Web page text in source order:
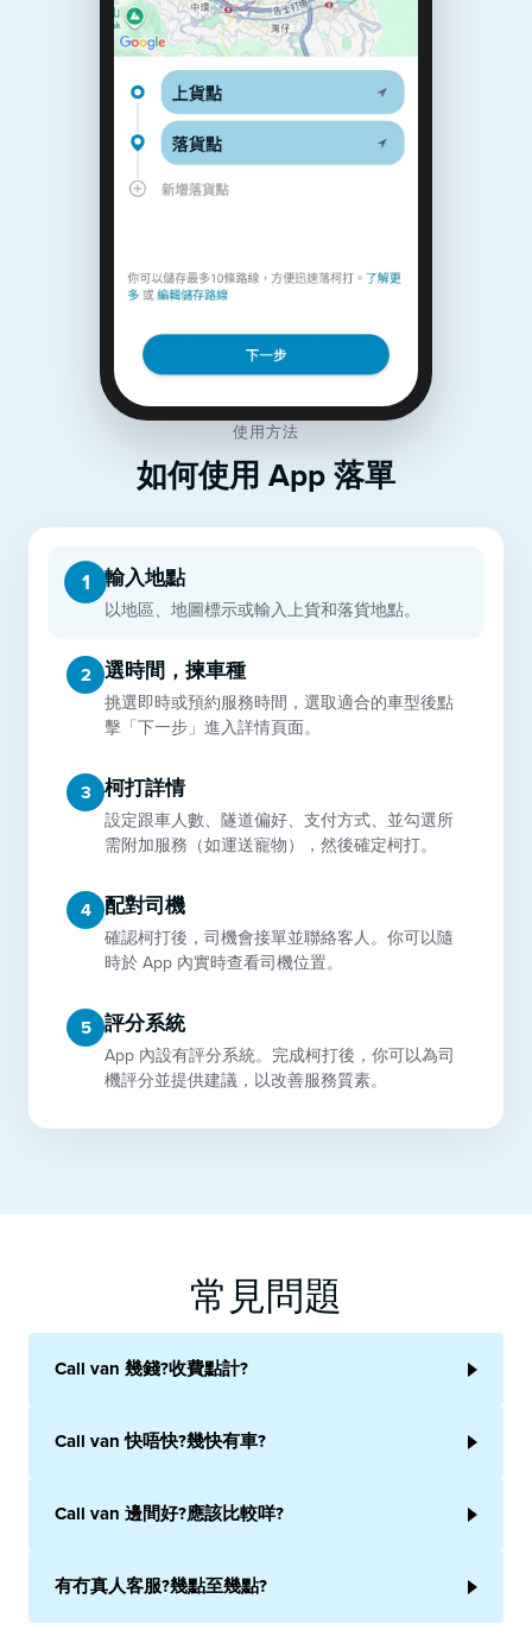
使用方法
如何使用 App 落單
1 輸入地點
以地區、地圖標示或輸入上貨和落貨地點。
2 選時間，揀車種
挑選即時或預約服務時間，選取適合的車型後點
擊「下一步」進入詳情頁面。
3 柯打詳情
設定跟車人數、隧道偏好、支付方式、並勾選所
需附加服務（如運送寵物），然後確定柯打。
4 配對司機
確認柯打後，司機會接單並聯絡客人。你可以隨
時於 App 內實時查看司機位置。
5 評分系統
App 內設有評分系統。完成柯打後，你可以為司
機評分並提供建議，以改善服務質素。
常見問題
Call van 幾錢?收費點計?
Call van 快唔快?幾快有車?
Call van 邊間好?應該比較咩?
有冇真人客服?幾點至幾點?